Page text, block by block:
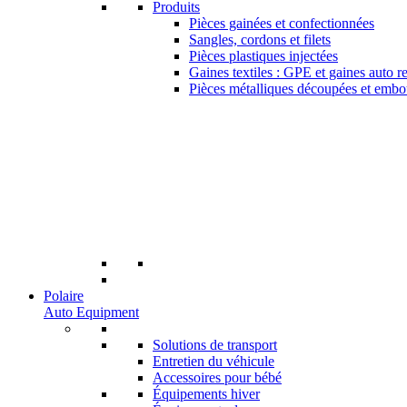
Produits
Pièces gainées et confectionnées
Sangles, cordons et filets
Pièces plastiques injectées
Gaines textiles : GPE et gaines auto
Pièces métalliques découpées et
Polaire
Auto Equipment
Solutions de transport
Entretien du véhicule
Accessoires pour bébé
Équipements hiver